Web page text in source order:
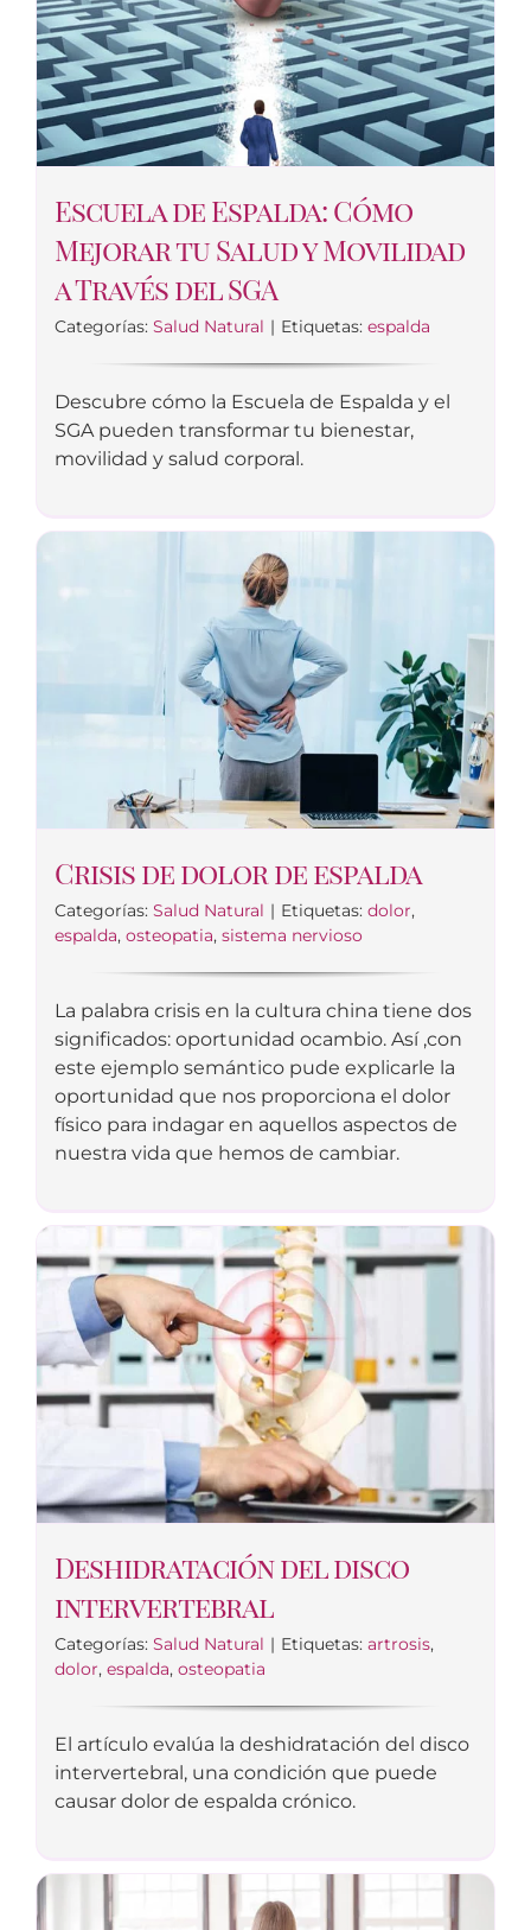
Escuela de Espalda: Cómo
Mejorar tu Salud y Movilidad
a Través del SGA
Categorías: Salud Natural | Etiquetas: espalda
Descubre cómo la Escuela de Espalda y el
SGA pueden transformar tu bienestar,
movilidad y salud corporal.
Crisis de dolor de espalda
Categorías: Salud Natural | Etiquetas: dolor,
espalda, osteopatia, sistema nervioso
La palabra crisis en la cultura china tiene dos
significados: oportunidad ocambio. Así ,con
este ejemplo semántico pude explicarle la
oportunidad que nos proporciona el dolor
físico para indagar en aquellos aspectos de
nuestra vida que hemos de cambiar.
Deshidratación del disco
intervertebral
Categorías: Salud Natural | Etiquetas: artrosis,
dolor, espalda, osteopatia
El artículo evalúa la deshidratación del disco
intervertebral, una condición que puede
causar dolor de espalda crónico.